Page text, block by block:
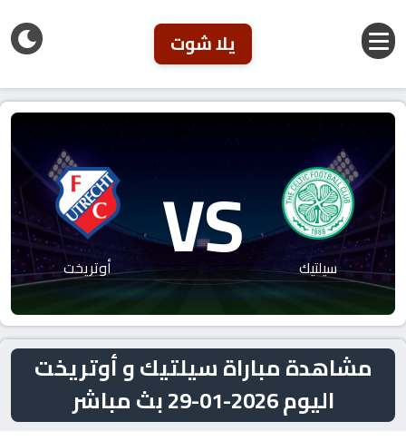
يلا شوت
سيلتيك VS أوتريخت
مشاهدة مباراة سيلتيك و أوتريخت
اليوم 2026-01-29 بث مباشر